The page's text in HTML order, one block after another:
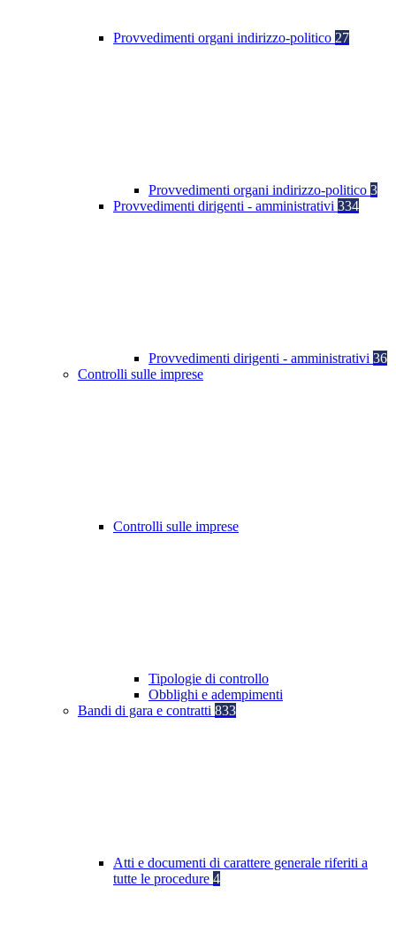
Provvedimenti organi indirizzo-politico 27
Provvedimenti organi indirizzo-politico 3
Provvedimenti dirigenti - amministrativi 334
Provvedimenti dirigenti - amministrativi 36
Controlli sulle imprese
Controlli sulle imprese
Tipologie di controllo
Obblighi e adempimenti
Bandi di gara e contratti 833
Atti e documenti di carattere generale riferiti a
tutte le procedure 4